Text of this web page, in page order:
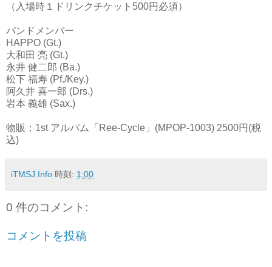
（入場時１ドリンクチケット500円必須）
バンドメンバー
HAPPO (Gt.)
大和田 亮 (Gt.)
永井 健二郎 (Ba.)
松下 福寿 (Pf./Key.)
阿久井 喜一郎 (Drs.)
岩本 義雄 (Sax.)
物販；1st アルバム「Ree-Cycle」(MPOP-1003) 2500円(税
込)
iTMSJ.Info 時刻: 1:00
0 件のコメント:
コメントを投稿